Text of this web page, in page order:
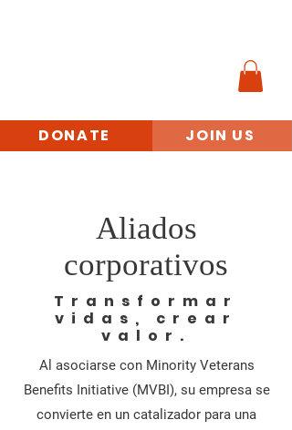
DONATE JOIN US
Aliados
corporativos
Transformar
vidas, crear
valor.
Al asociarse con Minority Veterans
Benefits Initiative (MVBI), su empresa se
convierte en un catalizador para una